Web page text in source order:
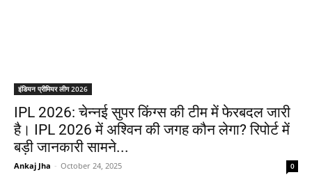
इंडियन प्रीमियर लीग 2026
IPL 2026: चेन्नई सुपर किंग्स की टीम में फेरबदल जारी
है। IPL 2026 में अश्विन की जगह कौन लेगा? रिपोर्ट में
बड़ी जानकारी सामने...
Ankaj Jha - October 24, 2025 0